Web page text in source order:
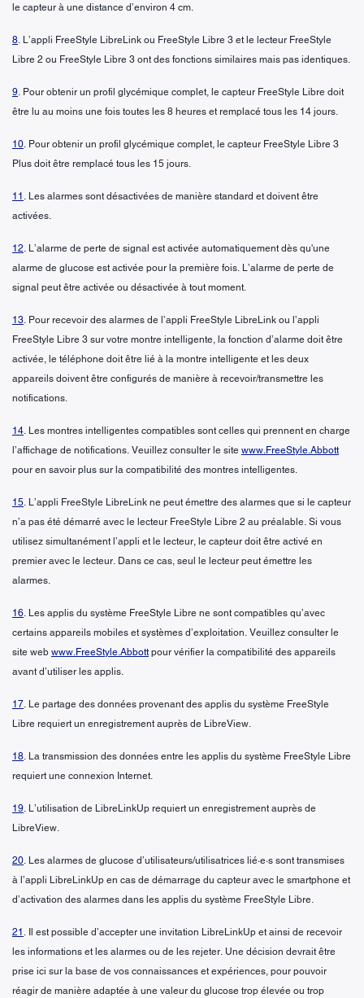
le capteur à une distance d’environ 4 cm.
8. L’appli FreeStyle LibreLink ou FreeStyle Libre 3 et le lecteur FreeStyle
Libre 2 ou FreeStyle Libre 3 ont des fonctions similaires mais pas identiques.
9. Pour obtenir un profil glycémique complet, le capteur FreeStyle Libre doit
être lu au moins une fois toutes les 8 heures et remplacé tous les 14 jours.
10. Pour obtenir un profil glycémique complet, le capteur FreeStyle Libre 3
Plus doit être remplacé tous les 15 jours.
11 . Les alarmes sont désactivées de manière standard et doivent être
activées.
12. L’alarme de perte de signal est activée automatiquement dès qu'une
alarme de glucose est activée pour la première fois. L’alarme de perte de
signal peut être activée ou désactivée à tout moment.
13. Pour recevoir des alarmes de l’appli FreeStyle LibreLink ou l’appli
FreeStyle Libre 3 sur votre montre intelligente, la fonction d’alarme doit être
activée, le téléphone doit être lié à la montre intelligente et les deux
appareils doivent être configurés de manière à recevoir/transmettre les
notifications.
14. Les montres intelligentes compatibles sont celles qui prennent en charge
l’affichage de notifications. Veuillez consulter le site www.FreeStyle.Abbott
pour en savoir plus sur la compatibilité des montres intelligentes.
15. L’appli FreeStyle LibreLink ne peut émettre des alarmes que si le capteur
n’a pas été démarré avec le lecteur FreeStyle Libre 2 au préalable. Si vous
utilisez simultanément l’appli et le lecteur, le capteur doit être activé en
premier avec le lecteur. Dans ce cas, seul le lecteur peut émettre les
alarmes.
16. Les applis du système FreeStyle Libre ne sont compatibles qu’avec
certains appareils mobiles et systèmes d’exploitation. Veuillez consulter le
site web www.FreeStyle.Abbott pour vérifier la compatibilité des appareils
avant d’utiliser les applis.
17. Le partage des données provenant des applis du système FreeStyle
Libre requiert un enregistrement auprès de LibreView.
18. La transmission des données entre les applis du système FreeStyle Libre
requiert une connexion Internet.
19. L’utilisation de LibreLinkUp requiert un enregistrement auprès de
LibreView.
20. Les alarmes de glucose d’utilisateurs/utilisatrices lié·e·s sont transmises
à l’appli LibreLinkUp en cas de démarrage du capteur avec le smartphone et
d’activation des alarmes dans les applis du système FreeStyle Libre.
21 . Il est possible d’accepter une invitation LibreLinkUp et ainsi de recevoir
les informations et les alarmes ou de les rejeter. Une décision devrait être
prise ici sur la base de vos connaissances et expériences, pour pouvoir
réagir de manière adaptée à une valeur du glucose trop élevée ou trop